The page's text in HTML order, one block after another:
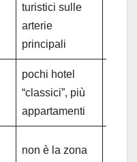
turistici sulle
arterie
principali
pochi hotel
“classici”, più
appartamenti
non è la zona